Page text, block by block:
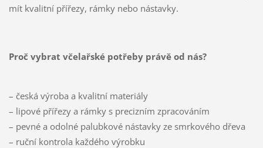
mít kvalitní přířezy, rámky nebo nástavky.
Proč vybrat včelařské potřeby právě od nás?
– česká výroba a kvalitní materiály
– lipové přířezy a rámky s precizním zpracováním
– pevné a odolné palubkové nástavky ze smrkového dřeva
– ruční kontrola každého výrobku